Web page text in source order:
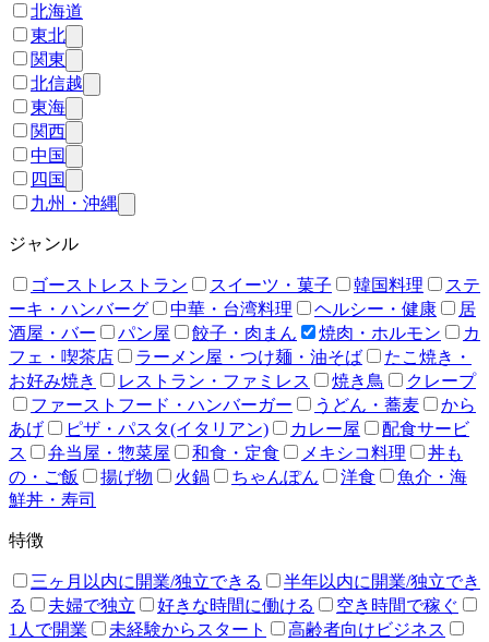
北海道
東北
関東
北信越
東海
関西
中国
四国
九州・沖縄
ジャンル
ゴーストレストラン スイーツ・菓子 韓国料理
ステ
ーキ・ハンバーグ
中華・台湾料理 ヘルシー・健康
居
酒屋・バー
パン屋 餃子・肉まん 焼肉・ホルモン
カ
フェ・喫茶店
ラーメン屋・つけ麺・油そば
たこ焼き・
お好み焼き
レストラン・ファミレス 焼き鳥
クレープ
ファーストフード・ハンバーガー
うどん・蕎麦
から
あげ
ピザ・パスタ(イタリアン) カレー屋
配食サービ
ス
弁当屋・惣菜屋 和食・定食 メキシコ料理
丼も
の・ご飯
揚げ物 火鍋 ちゃんぽん 洋食
魚介・海
鮮丼・寿司
特徴
三ヶ月以内に開業/独立できる
半年以内に開業/独立でき
る
夫婦で独立 好きな時間に働ける
空き時間で稼ぐ
1人で開業
未経験からスタート
高齢者向けビジネス